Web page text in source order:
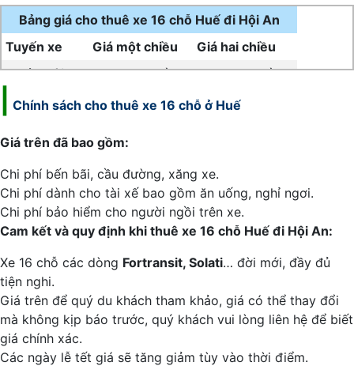
Bảng giá cho thuê xe 16 chỗ Huế đi Hội An
Tuyến xe
Giá một chiều
Giá hai chiều
Huế – Hội An 2.400.000 đồng 3.000.000 đồng
Chính sách cho thuê xe 16 chỗ ở Huế
Giá trên đã bao gồm:
Chi phí bến bãi, cầu đường, xăng xe.
Chi phí dành cho tài xế bao gồm ăn uống, nghỉ ngơi.
Chi phí bảo hiểm cho người ngồi trên xe.
Cam kết và quy định khi thuê xe 16 chỗ Huế đi Hội An:
Xe 16 chỗ các dòng Fortransit, Solati… đời mới, đầy đủ
tiện nghi.
Giá trên để quý du khách tham khảo, giá có thể thay đổi
mà không kịp báo trước, quý khách vui lòng liên hệ để biết
giá chính xác.
Các ngày lễ tết giá sẽ tăng giảm tùy vào thời điểm.